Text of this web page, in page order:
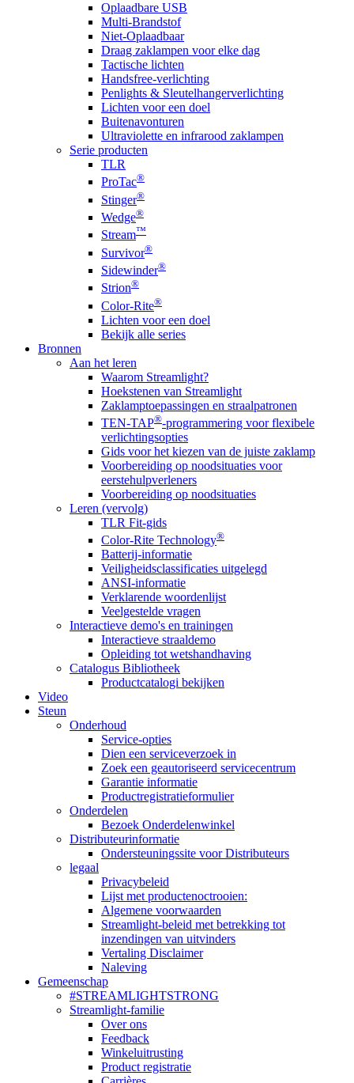
Oplaadbare USB
Multi-Brandstof
Niet-Oplaadbaar
Draag zaklampen voor elke dag
Tactische lichten
Handsfree-verlichting
Penlights & Sleutelhangerverlichting
Lichten voor een doel
Buitenavonturen
Ultraviolette en infrarood zaklampen
Serie producten
TLR
ProTac®
Stinger®
Wedge®
Stream™
Survivor®
Sidewinder®
Strion®
Color-Rite®
Lichten voor een doel
Bekijk alle series
Bronnen
Aan het leren
Waarom Streamlight?
Hoekstenen van Streamlight
Zaklamptoepassingen en straalpatronen
TEN-TAP®-programmering voor flexibele
verlichtingsopties
Gids voor het kiezen van de juiste zaklamp
Voorbereiding op noodsituaties voor
eerstehulpverleners
Voorbereiding op noodsituaties
Leren (vervolg)
TLR Fit-gids
Color-Rite Technology®
Batterij-informatie
Veiligheidsclassificaties uitgelegd
ANSI-informatie
Verklarende woordenlijst
Veelgestelde vragen
Interactieve demo's en trainingen
Interactieve straaldemo
Opleiding tot wetshandhaving
Catalogus Bibliotheek
Productcatalogi bekijken
Video
Steun
Onderhoud
Service-opties
Dien een serviceverzoek in
Zoek een geautoriseerd servicecentrum
Garantie informatie
Productregistratieformulier
Onderdelen
Bezoek Onderdelenwinkel
Distributeurinformatie
Ondersteuningssite voor Distributeurs
legaal
Privacybeleid
Lijst met productenoctrooien:
Algemene voorwaarden
Streamlight-beleid met betrekking tot
inzendingen van uitvinders
Vertaling Disclaimer
Naleving
Gemeenschap
#STREAMLIGHTSTRONG
Streamlight-familie
Over ons
Feedback
Winkeluitrusting
Product registratie